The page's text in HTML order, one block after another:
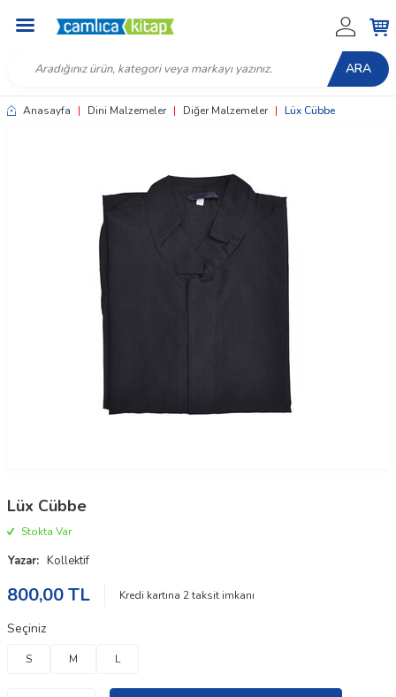
ARA
Anasayfa | Dini Malzemeler | Diğer Malzemeler | Lüx Cübbe
Lüx Cübbe
Stokta Var
Yazar: Kollektif
800,00TL Kredi kartına 2taksit imkanı
Seçiniz
S M L